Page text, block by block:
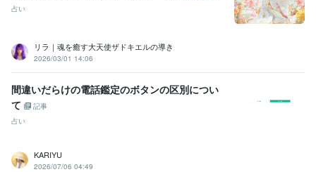
占い
リラ｜魂を癒す大天使ザドキエルの導き
2026/03/01 14:06
間違いだらけの電話鑑定のボタンの区別につい
て
記事
占い
KARIYU
2026/07/06 04:49